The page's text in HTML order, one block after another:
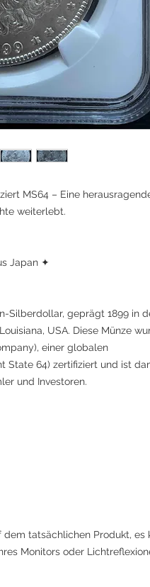
MS64 – Eine
weiterlebt.
Japan ✦
Silberdollar, geprägt 1899 in
USA. Diese Münze
einer globalen
State 64) zertifiziert und ist
und Investoren.
dem tatsächlichen Produkt, es
Monitors oder